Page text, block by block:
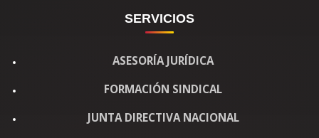
SERVICIOS
ASESORÍA JURÍDICA
FORMACIÓN SINDICAL
JUNTA DIRECTIVA NACIONAL